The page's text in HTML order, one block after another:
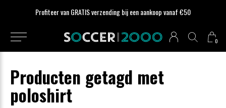
0
Profiteer van GRATIS verzending bij een aankoop vanaf €50
Producten getagd met
poloshirt